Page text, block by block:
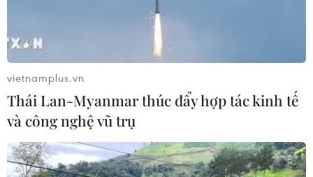
TIN CÙNG CHUYÊN MỤC
vietnamplus.vn
Thái Lan-Myanmar thúc đẩy hợp tác kinh tế
và công nghệ vũ trụ